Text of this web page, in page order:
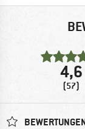
4,6
(57)